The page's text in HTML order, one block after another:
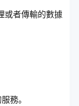
或者傳輸的數據
務。